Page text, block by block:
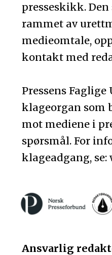
presseskikk. Den
rammet av
medieomtale,
kontakt med
Pressens Faglige
klageorgan som
mot mediene i
spørsmål. For
klageadgang, se:
Ansvarlig